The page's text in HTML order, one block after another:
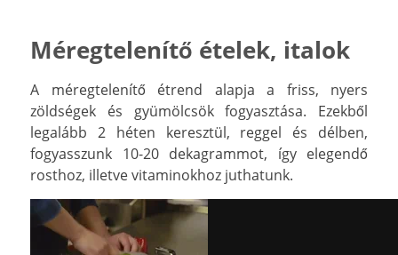
Méregtelenítő ételek, italok
A méregtelenítő étrend alapja a friss, nyers
zöldségek és gyümölcsök fogyasztása. Ezekből
legalább 2 héten keresztül, reggel és délben,
fogyasszunk 10-20 dekagrammot, így elegendő
rosthoz, illetve vitaminokhoz juthatunk.